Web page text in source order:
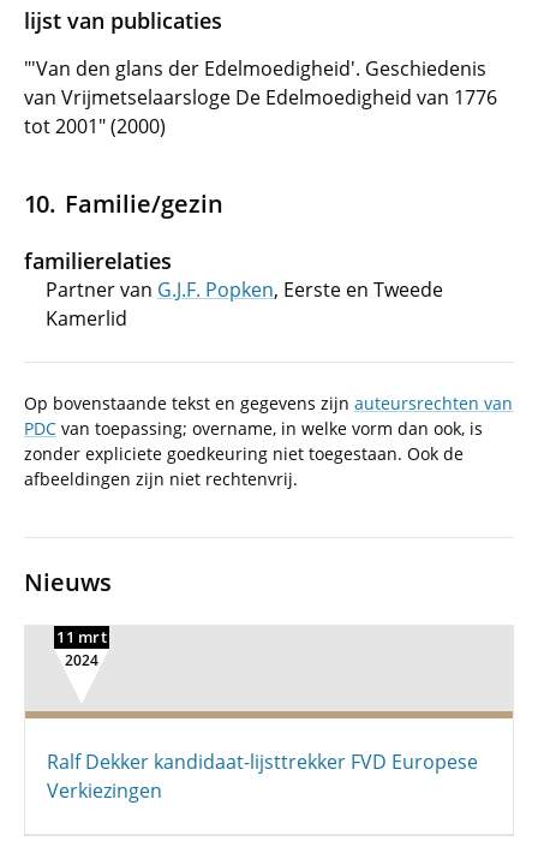
lijst van publicaties
"'Van den glans der Edelmoedigheid'. Geschiedenis
van Vrijmetselaarsloge De Edelmoedigheid van 1776
tot 2001" (2000)
Familie/gezin
familierelaties
Partner van G.J.F. Popken, Eerste en Tweede
Kamerlid
Op bovenstaande tekst en gegevens zijn auteursrechten van
PDC van toepassing; overname, in welke vorm dan ook, is
zonder expliciete goedkeuring niet toegestaan. Ook de
afbeeldingen zijn niet rechtenvrij.
Nieuws
11 mrt
2024
Ralf Dekker kandidaat-lijsttrekker FVD Europese
Verkiezingen